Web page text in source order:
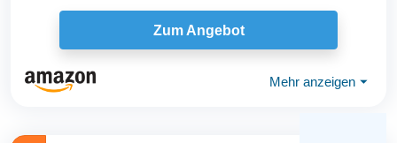
Wiederverwendbar...
Zum Angebot
Mehr anzeigen ⏷